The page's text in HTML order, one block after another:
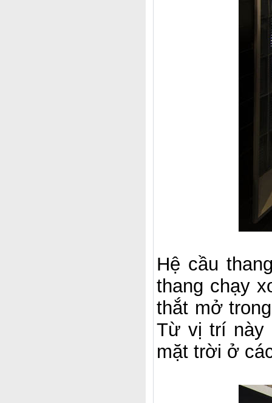
Hệ cầu
thang chạy
thắt mở
Từ vị trí này
mặt trời ở